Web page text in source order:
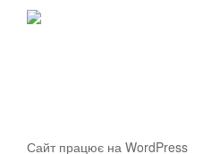
Сайт працює на WordPress